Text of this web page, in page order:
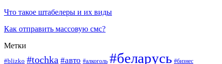
Что такое штабелеры и их виды
Как отправить массовую смс?
Метки
#blizko #tochka #авто #алкоголь #беларусь #бизнес